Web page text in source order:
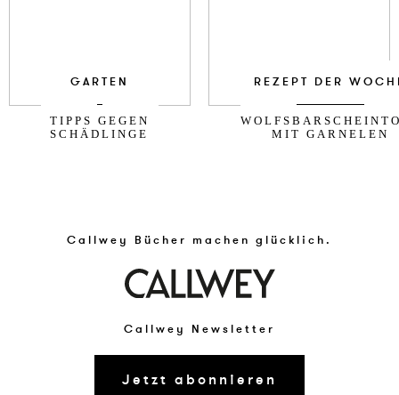
GARTEN
TIPPS GEGEN
SCHÄDLINGE
REZEPT DER
MIT GARNELEN
Callwey Bücher machen glücklich.
Callwey Newsletter
Jetzt abonnieren